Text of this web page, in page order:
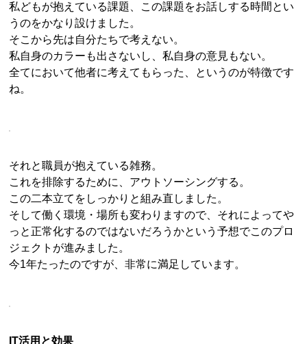
私どもが抱えている課題、この課題をお話しする時間とい
うのをかなり設けました。
そこから先は自分たちで考えない。
私自身のカラーも出さないし、私自身の意見もない。
全てにおいて他者に考えてもらった、というのが特徴です
ね。
それと職員が抱えている雑務。
これを排除するために、アウトソーシングする。
この二本立てをしっかりと組み直しました。
そして働く環境・場所も変わりますので、それによってや
っと正常化するのではないだろうかという予想でこのプロ
ジェクトが進みました。
今1年たったのですが、非常に満足しています。
IT活用と効果